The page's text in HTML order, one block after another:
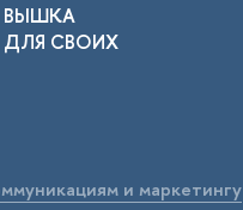
ВЫШКА
ДЛЯ СВОИХ
и маркетингу